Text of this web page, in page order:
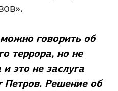
говорить об
террора, но не
это не заслуга
Решение об